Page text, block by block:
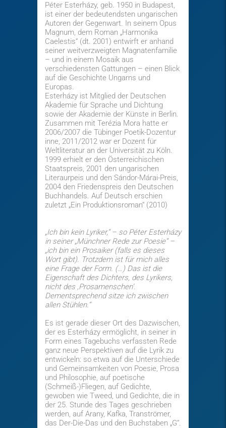
Péter Esterházy, geb. 1950 in Budapest,
ist einer der bedeutendsten ungarischen
Autoren der Gegenwart. In seinem Opus
Magnum, dem Roman „Harmonika
Caelestis“ (dt. 2001) entwirft er anhand
seiner weitverzweigten Magnatenfamilie
– und in einem Mosaik aus
verschiedensten Gattungen – einen Blick
auf die Geschichte Ungarns und
Europas.
Esterházy ist Mitglied der Deutschen
Akademie für Sprache und Dichtung
sowie der Akademie der Künste in Berlin.
Zusammen mit Terézia Mora hatte er
2006/2007 die Tübinger Poetik-Dozentur
inne, 2011/2012 war er Dozent für
Weltliteratur an der Universität zu Köln.
1999 erhielt er den Österreichischen
Staatspreis, 2001 den ungarischen
Literaurpeis und den Sándor-Márai-Preis,
2004 den Friedenspreis den Deutschen
Buchhandels. Auf Deutsch erschien
zuletzt „Ein Produktionsroman“ (2010)
„Ich bin kein Lyriker,“ – so Péter Esterházy
in seiner „Münchner Rede zur Poesie“ –
„ich bin ein Prosaiker (falls es dieses
Wort gibt). Trotzdem ist für mich alles
eine Frage der Form. (…) Das ist die
Eigenschaft des Dichters, des Lyrikers,
nicht des ‚Prosamenschen‘.
Dementsprechend sitze ich zwischen
allen Stühlen.“
Es ist gerade dieser Ort des Dazwischen,
der es Esterházy ermöglicht, in seiner in
Form eines Tagebuchs verfassten Rede
ganz neue Perspektiven auf die Lyrik zu
entwickeln: so etwa auf die Unterschiede
und Gemeinsamkeiten von Poesie, Prosa
und Philosophie, auf poetische
(Schmeiß-)Fliegen, auf Gedichte,
gewoben wie Tweed, und Gedichte, die in
der 25. Stunde des Tages geschrieben
werden, auf Arany, Kafka, Tranströmer,
das Der-Die-Das und den Buchstaben „G“.